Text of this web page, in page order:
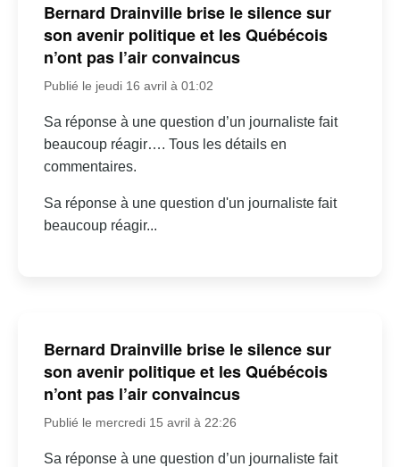
Bernard Drainville brise le silence sur
son avenir politique et les Québécois
n’ont pas l’air convaincus
Publié le jeudi 16 avril à 01:02
Sa réponse à une question d’un journaliste fait
beaucoup réagir…. Tous les détails en
commentaires.
Sa réponse à une question d'un journaliste fait
beaucoup réagir...
Bernard Drainville brise le silence sur
son avenir politique et les Québécois
n’ont pas l’air convaincus
Publié le mercredi 15 avril à 22:26
Sa réponse à une question d’un journaliste fait